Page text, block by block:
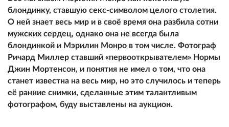
блондинку, ставшую секс-символом целого столетия.
О ней знает весь мир и в своё время она разбила сотни
мужских сердец, однако она не всегда была
блондинкой и Мэрилин Монро в том числе. Фотограф
Ричард Миллер ставший «первооткрывателем» Нормы
Джин Мортенсон, и понятия не имел о том, что она
станет известна на весь мир, но это случилось и теперь
её ранние снимки, сделанные этим талантливым
фотографом, буду выставлены на аукцион.